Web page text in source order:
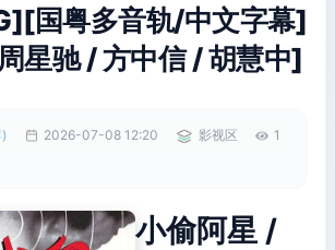
国粤多音轨/中文字幕]
星驰 / 方中信 / 胡慧中]
2026-07-08 12:20 影视区
1
小偷阿星 /